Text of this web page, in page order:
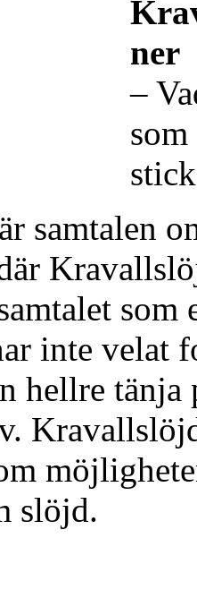
ner
–
som
samtalen
inte velat
hellre
slöjd.